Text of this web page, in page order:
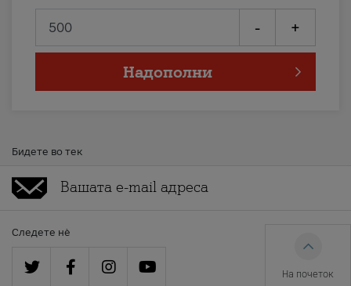
- +
Надополни
Бидете во тек
Следете нè
На почеток